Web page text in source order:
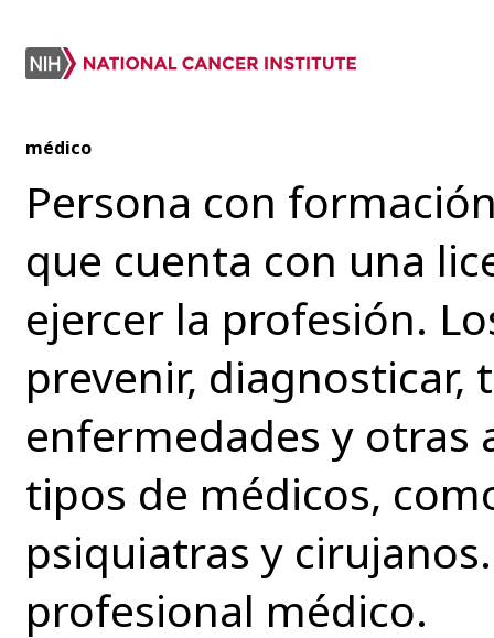
médico
Persona con
que cuenta con una
ejercer la profesión.
prevenir,
enfermedades y otras
tipos de médicos,
psiquiatras y
profesional médico.